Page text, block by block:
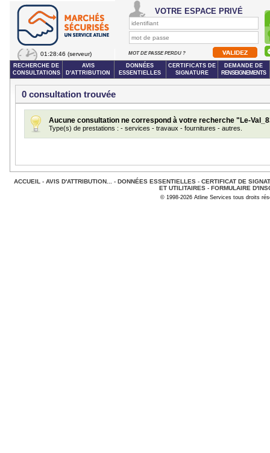
01:28:46 (serveur)
VOTRE ESPACE PRIVÉ
MOT DE PASSE PERDU ?
RECHERCHE DE
CONSULTATIONS
AVIS
D'ATTRIBUTION
DONNÉES
ESSENTIELLES
CERTIFICATS DE
SIGNATURE
DEMANDE DE
RENSEIGNEMENTS
0 consultation trouvée
Aucune consultation ne correspond à votre recherche "Le-
Type(s) de prestations : - services - travaux - fournitures - autres.
ACCUEIL - AVIS D'ATTRIBUTION... - DONNÉES ESSENTIELLES- CERTIFICAT DE
ET UTILITAIRES - FORMULAIRE
© 1998-2026 Atline Services tous droits